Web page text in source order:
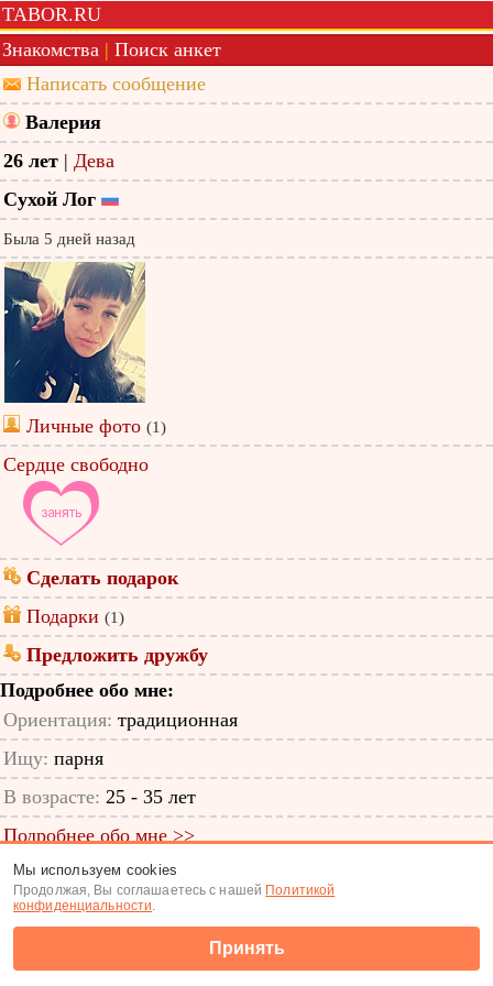
TABOR.RU
Знакомства | Поиск анкет
Написать сообщение
Валерия
26 лет | Дева
Сухой Лог
Была 5 дней назад
Личные фото (1)
Сердце свободно
Сделать подарок
Подарки (1)
Предложить дружбу
Подробнее обо мне:
Ориентация: традиционная
Ищу: парня
В возрасте: 25 - 35 лет
Подробнее обо мне >>
ID анкеты: 46385360
Знакомства|Поиск анкет
Мы используем cookies
Продолжая, Вы соглашаетесь с нашей Политикой
конфиденциальности.
Принять